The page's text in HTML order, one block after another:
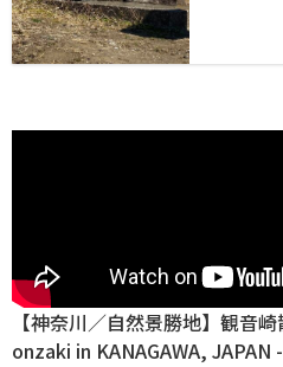
ベキュー場も
ます。散策し
ば対岸の房
【神奈川／自然景勝地】観音
onzaki in KANAGAWA, JAPAN -